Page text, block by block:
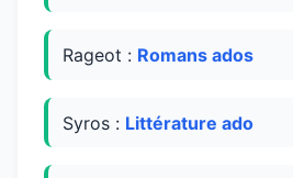
Rageot : Romans ados
Syros : Littérature ado